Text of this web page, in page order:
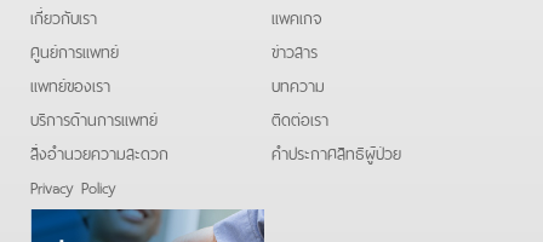
เกี่ยวกับเรา
ศูนย์การแพทย์
แพทย์ของเรา
บริการด้านการแพทย์
สิ่งอำนวยความสะดวก
Privacy Policy
แพคเกจ
ข่าวสาร
บทความ
ติดต่อเรา
คําประกาศสิทธิผู้ป่วย